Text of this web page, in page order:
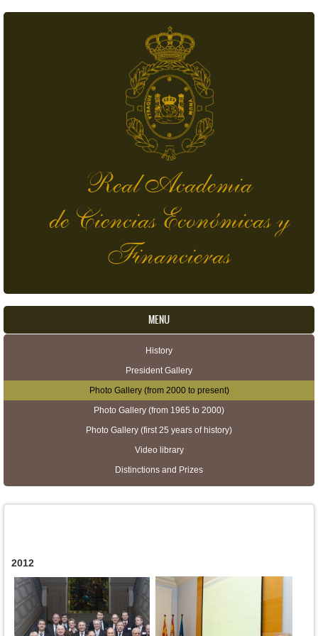
Real Academia
de Ciencias Económicas y
Financieras
MENU
History
President Gallery
Photo Gallery (from 2000 to present)
Photo Gallery (from 1965 to 2000)
Photo Gallery (first 25 years of history)
Video library
Distinctions and Prizes
2012